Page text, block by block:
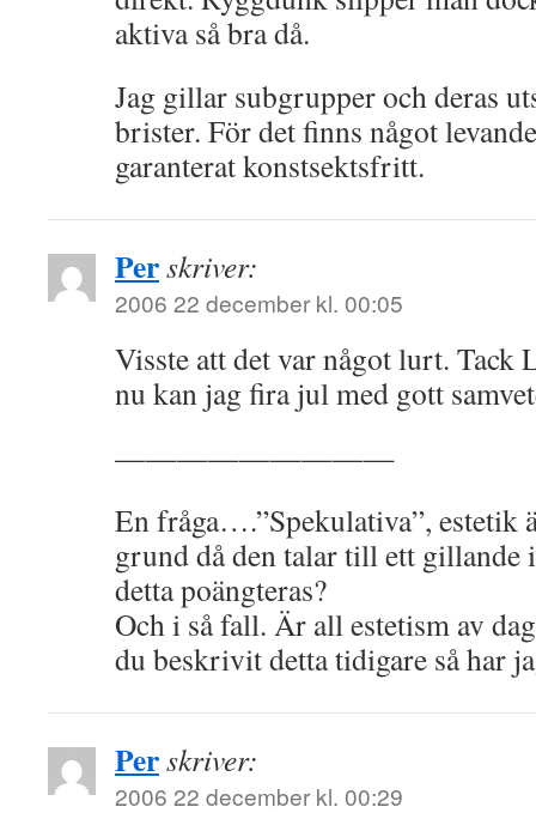
aktiva så bra då.
Jag gillar subgrupper och deras
brister. För det finns något
garanterat konstsektsfritt.
Perskriver:
2006 22 december kl. 00:05
Visste att det var något lurt. Tack
nu kan jag fira jul med gott
—————————
En fråga….”Spekulativa”, estetik
grund då den talar till ett gillande
detta poängteras?
Och i så fall. Är all estetism av
du beskrivit detta tidigare så har
Perskriver:
2006 22 december kl. 00:29